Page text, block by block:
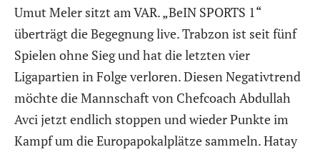
Umut Meler sitzt am VAR. „BeIN SPORTS 1“
überträgt die Begegnung live. Trabzon ist seit fünf
Spielen ohne Sieg und hat die letzten vier
Ligapartien in Folge verloren. Diesen Negativtrend
möchte die Mannschaft von Chefcoach Abdullah
Avci jetzt endlich stoppen und wieder Punkte im
Kampf um die Europapokalplätze sammeln. Hatay